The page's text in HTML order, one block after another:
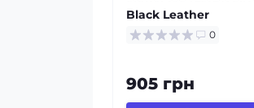
Black Leather
0
905 грн